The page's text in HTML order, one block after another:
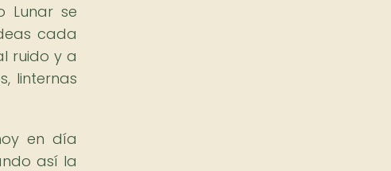
Lunar se
cada
ruido y a
linternas
en día
así la